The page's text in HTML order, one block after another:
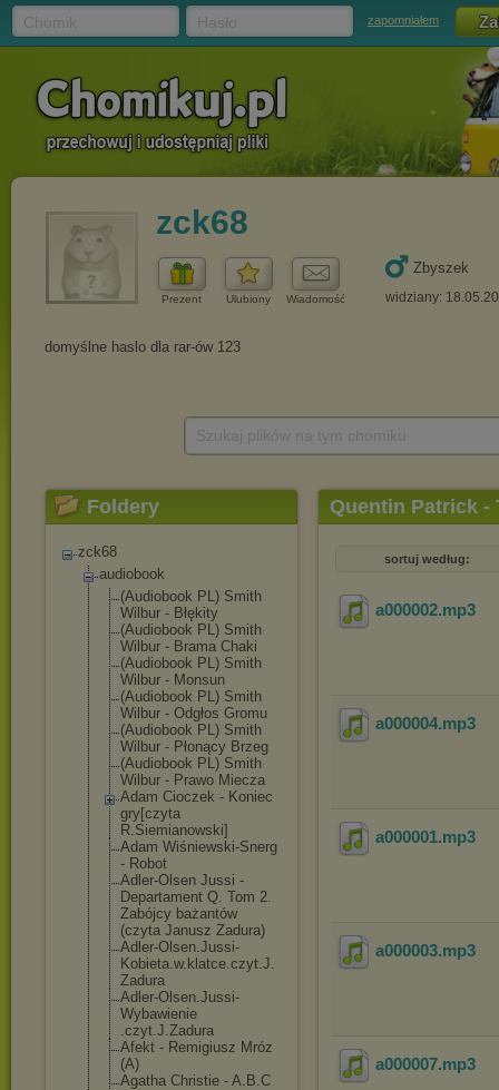
zapomniałem
zck68
Prezent Ulubiony Wiadomość
Zbyszek
widziany:
Foldery
zck68
audiobook
(Audiobook PL) Smith
Wilbur - Błękity
(Audiobook PL) Smith
Wilbur - Brama Chaki
(Audiobook PL) Smith
Wilbur - Monsun
(Audiobook PL) Smith
Wilbur - Odgłos Gromu
(Audiobook PL) Smith
Wilbur - Płonący Brzeg
(Audiobook PL) Smith
Wilbur - Prawo Miecza
Adam Cioczek - Koniec
gry[czyta
R.Siemianowski]
Adam Wiśniewski-Snerg
- Robot
Adler-Olsen Jussi -
Departament Q. Tom 2.
Zabójcy bażantów
(czyta Janusz Zadura)
Adler-Olsen.Jussi-
Kobieta.w. klatce.czyt.J.
Zadura
Adler-Olsen.Jussi-
Wybawienie
.czyt.J.Zadura
Afekt - Remigiusz Mróz
(A)
Agatha Christie - A.B.C
Quentin Patrick -
sortuj według:
a000002.mp3
a000004.mp3
a000001.mp3
a000003.mp3
a000007.mp3